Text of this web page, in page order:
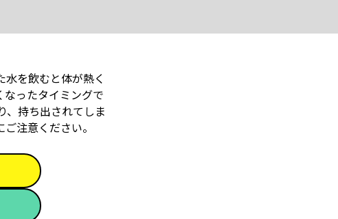
を飲むと体が熱く
ったタイミングで
、持ち出されてしま
注意ください。